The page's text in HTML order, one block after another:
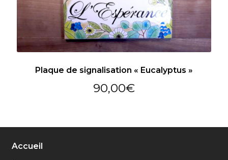
Plaque de signalisation « Eucalyptus »
90,00€
Accueil